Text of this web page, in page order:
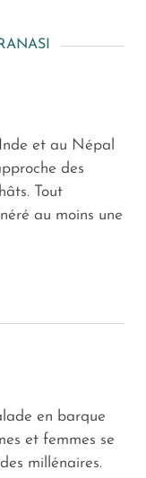
et au Népal
des
Tout
au moins une
en barque
et femmes se
millénaires.